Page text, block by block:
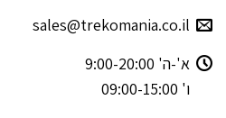
sales@trekomania.co.il
א'-ה' 9:00-20:00
ו' 09:00-15:00